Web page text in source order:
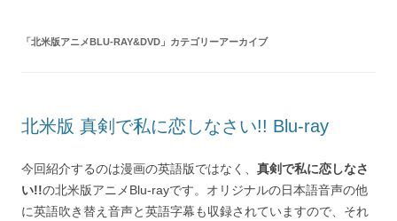
ス
「北米版アニメBLU-RAY&DVD 」カテゴリーアーカイブ
北米版 真剣で私に恋しなさい!! Blu-ray
今回紹介するのは漫画の英語版ではなく、 真剣で私に恋しなさ
い!!の北米版アニメBlu-rayです。オリジナルの日本語音声の他
に英語吹き替え音声と英語字幕も収録されていますので、それ